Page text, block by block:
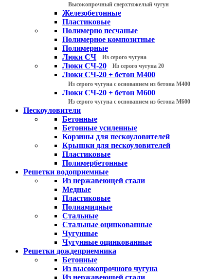
Высокопрочный сверхтяжелый чугун
Железобетонные
Пластиковые
Полимерно песчаные
Полимерное композитные
Полимерные
Люки СЧ
Из серого чугуна
Люки СЧ-20 Из серого чугуна 20
Люки СЧ-20 + бетон М400
Из серого чугуна с основанием из бетона М400
Люки СЧ-20 + бетон М600
Из серого чугуна с основанием из бетона М600
Пескоуловители
Бетонные
Бетонные усиленные
Корзины для пескоуловителей
Крышки для пескоуловителей
Пластиковые
Полимербетонные
Решетки водоприемные
Из нержавеющей стали
Медные
Пластиковые
Полиамидные
Стальные
Стальные оцинкованные
Чугунные
Чугунные оцинкованные
Решетки дождеприемника
Бетонные
Из высокопрочного чугуна
Из нержавеющей стали